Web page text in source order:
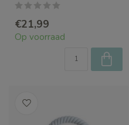
€21,99
Op voorraad